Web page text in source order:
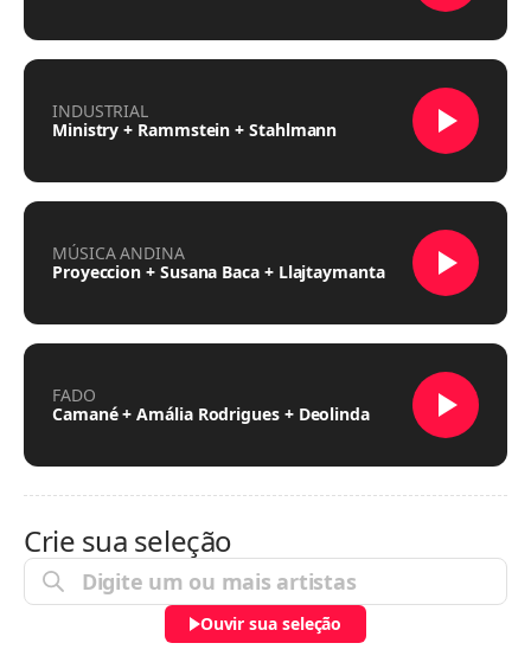
INDUSTRIAL
Ministry + Rammstein + Stahlmann
MÚSICA ANDINA
Proyeccion + Susana Baca + Llajtaymanta
FADO
Camané + Amália Rodrigues + Deolinda
Crie sua seleção
Ouvir sua seleção